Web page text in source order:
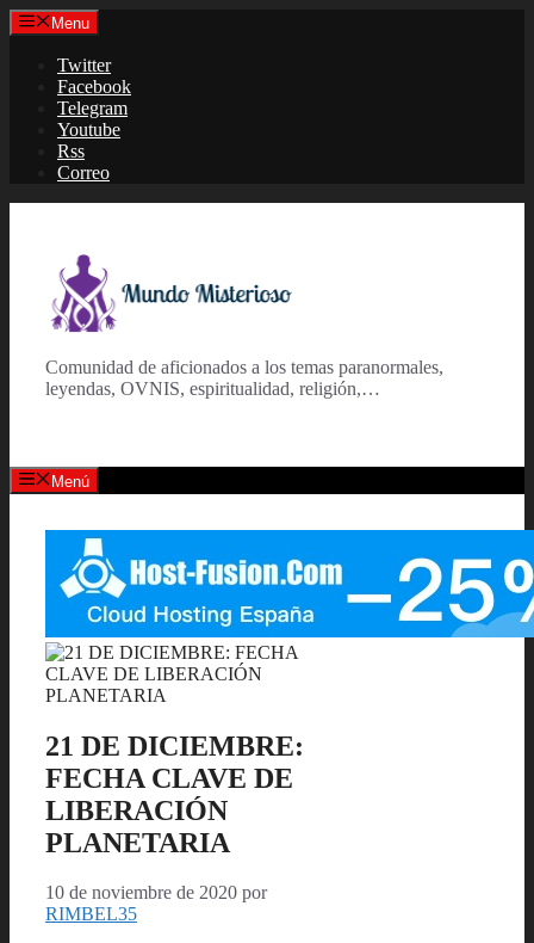
Saltar
al
contenido
Menu
Twitter
Facebook
Telegram
Youtube
Rss
Correo
Comunidad de aficionados a los temas paranormales,
leyendas, OVNIS, espiritualidad, religión,…
Menú
21 DE DICIEMBRE:
FECHA CLAVE DE
LIBERACIÓN
PLANETARIA
10 de noviembre de 2020 por
RIMBEL35